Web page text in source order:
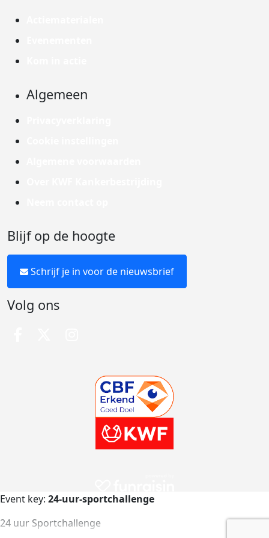
Algemeen
Blijf op de hoogte
Schrijf je in voor de nieuwsbrief
Volg ons
Event key: 24-uur-sportchallenge
24 uur Sportchallenge